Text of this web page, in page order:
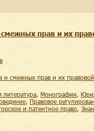
смежных прав и их
литература, монографии,
, правовое
и патентное право,